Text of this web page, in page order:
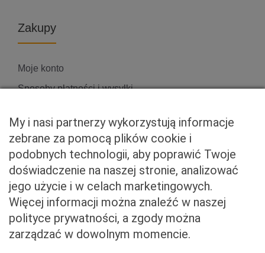
Zakupy
Moje konto
Sposoby płatności i wysyłki
Właściciel serwisu
Baveno Sp. z o. o.
Czerniakowska 71/408a
00-715 Warszawa
NIP: 5273093569
My i nasi partnerzy wykorzystują informacje
zebrane za pomocą plików cookie i
podobnych technologii, aby poprawić Twoje
doświadczenie na naszej stronie, analizować
jego użycie i w celach marketingowych.
Więcej informacji można znaleźć w naszej
polityce prywatności, a zgody można
zarządzać w dowolnym momencie.